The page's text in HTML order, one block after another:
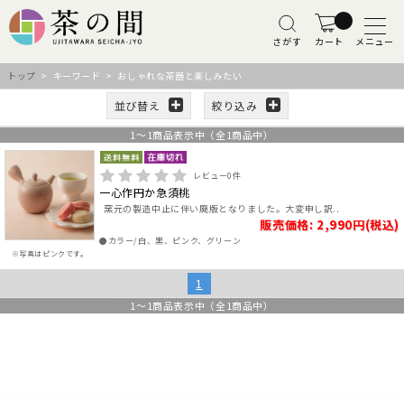
さがす カート メニュー
トップ > キーワード > おしゃれな茶器と楽しみたい
並び替え 絞り込み
1 ～ 1商品表示中（全 1商品中）
※写真はピンクです。
レビュー0件
一心作円か急須桃
窯元の製造中止に伴い廃版となりました。大変申し訳..
販売価格: 2,990円(税込)
●カラー/白、黒、ピンク、グリーン
1
1 ～ 1商品表示中（全 1商品中）